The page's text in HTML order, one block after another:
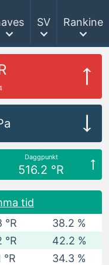
SV Rankine
Daggpunkt
516.2 °R
tid
°R
38.2 %
°R
42.2 %
°R 34.3 %